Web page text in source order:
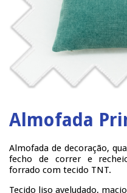
Almofada
Almofada de decoração,
fecho de correr e
forrado com tecido TNT.
Tecido liso aveludado,